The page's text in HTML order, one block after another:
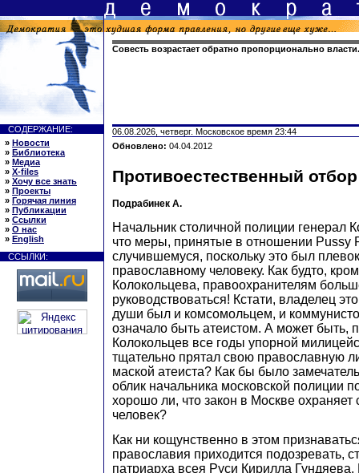
Совесть возрастает обратно пропорционально
СОДЕРЖАНИЕ:
» Новости
» Библиотека
» Медиа
» X-files
» Хочу все знать
» Проекты
» Горячая линия
» Публикации
» Ссылки
» О нас
» English
ССЫЛКИ:
06.08.2026, четверг. Московское время 23:44
Обновлено: 04.04.2012
Противоестественный отбор
Подрабинек А.
Начальник столичной полиции генерал
что меры, принятые в отношении Pussy
случившемуся, поскольку это был
православному человеку. Как будто,
Колокольцева, правоохранителям
руководствоваться! Кстати, владелец
души был и комсомольцем, и
означало быть атеистом. А может быть,
Колокольцев все годы упорной
тщательно прятал свою православную
маской атеиста? Как бы было
облик начальника московской полиции
хорошо ли, что закон в Москве охраняет
человек?
Как ни кощунственно в этом
православия приходится подозревать,
патриарха всея Руси Кирилла